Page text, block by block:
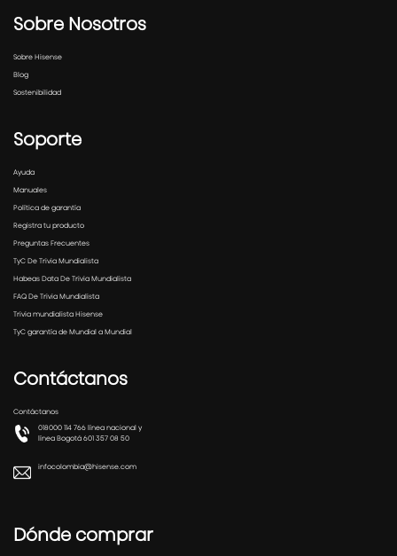
Sobre Nosotros
Sobre Hisense
Blog
Sostenibilidad
Soporte
Ayuda
Manuales
Política de garantía
Registra tu producto
Preguntas Frecuentes
TyC De Trivia Mundialista
Habeas Data De Trivia Mundialista
FAQ De Trivia Mundialista
Trivia mundialista Hisense
TyC garantía de Mundial a Mundial
Contáctanos
Contáctanos
018000 114 766 línea nacional y
línea Bogotá 601 357 08 50
infocolombia@hisense.com
Dónde comprar